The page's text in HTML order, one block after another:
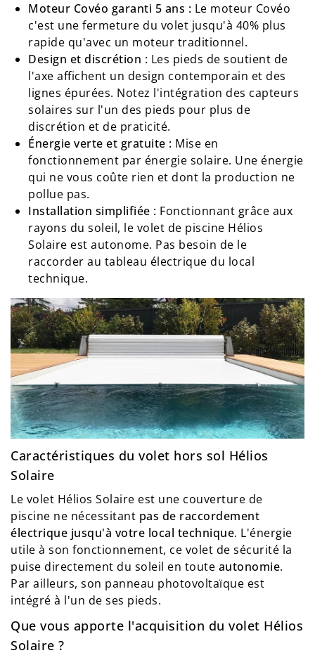
Moteur Covéo garanti 5 ans : Le moteur Covéo
c'est une fermeture du volet jusqu'à 40% plus
rapide qu'avec un moteur traditionnel.
Design et discrétion : Les pieds de soutient de
l'axe affichent un design contemporain et des
lignes épurées. Notez l'intégration des capteurs
solaires sur l'un des pieds pour plus de
discrétion et de praticité.
Énergie verte et gratuite : Mise en
fonctionnement par énergie solaire. Une énergie
qui ne vous coûte rien et dont la production ne
pollue pas.
Installation simplifiée : Fonctionnant grâce aux
rayons du soleil, le volet de piscine Hélios
Solaire est autonome. Pas besoin de le
raccorder au tableau électrique du local
technique.
Caractéristiques du volet hors sol Hélios
Solaire
Le volet Hélios Solaire est une couverture de
piscine ne nécessitant pas de raccordement
électrique jusqu'à votre local technique. L'énergie
utile à son fonctionnement, ce volet de sécurité la
puise directement du soleil en toute autonomie.
Par ailleurs, son panneau photovoltaïque est
intégré à l'un de ses pieds.
Que vous apporte l'acquisition du volet Hélios
Solaire ?